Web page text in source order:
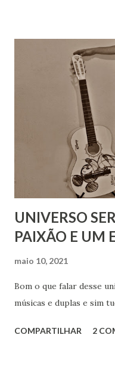
UNIVERSO
PAIXÃO E UM
maio 10, 2021
Bom o que falar desse
músicas e duplas e sim
COMPARTILHAR 2